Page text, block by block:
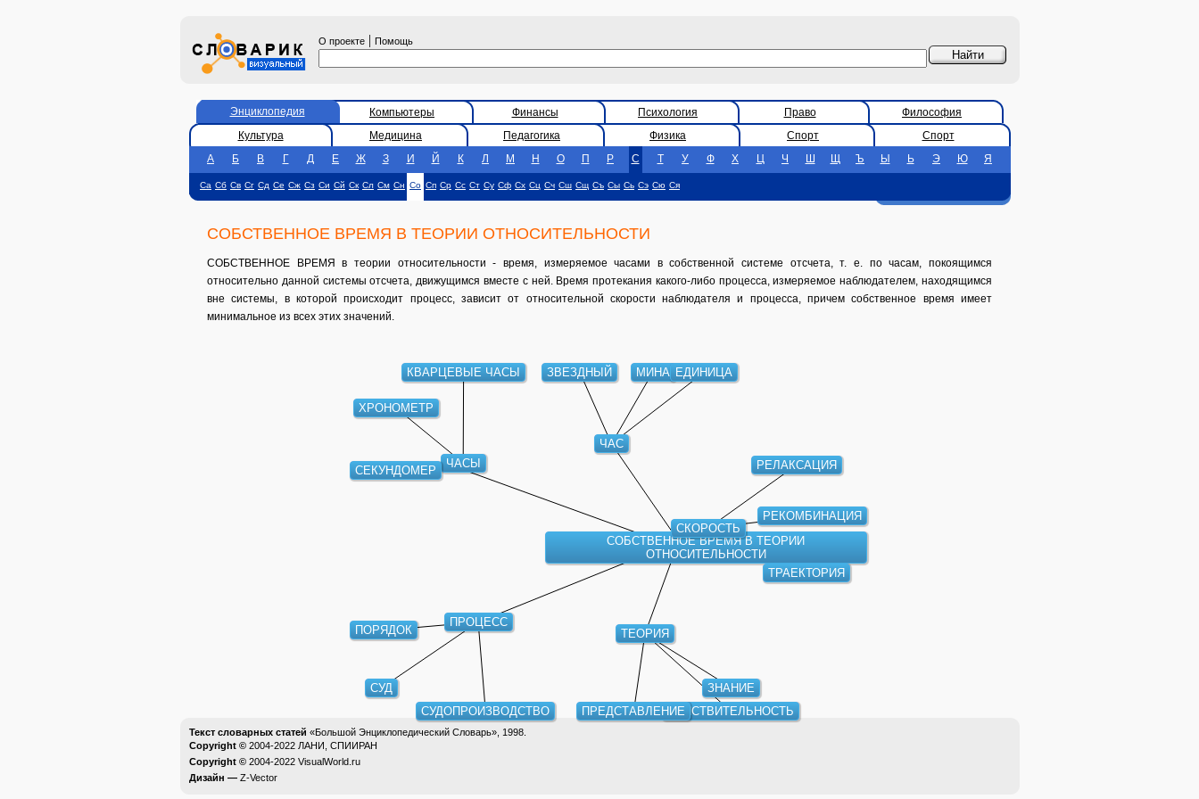
О проекте | Помощь
Энциклопедия Компьютеры Финансы Психология Право
Философия
Культура
Медицина Педагогика Физика Спорт
Спорт
А
Б В Г Д Е Ж З И Й К Л М Н О П Р С Т У Ф Х Ц Ч Ш Щ Ъ Ы Ь Э Ю Я
Са Сб Св Сг Сд Се Сж Сз Си Сй Ск Сл См Сн Со Сп Ср Сс Ст Су Сф Сх Сц Сч Сш Сщ Съ Сы Сь Сэ Сю Ся
СОБСТВЕННОЕ ВРЕМЯ В ТЕОРИИ ОТНОСИТЕЛЬНОСТИ
СОБСТВЕННОЕ ВРЕМЯ в теории относительности - время, измеряемое часами в собственной системе отсчета, т. е. по часам, покоящимся
относительно данной системы отсчета, движущимся вместе с ней. Время протекания какого-либо процесса, измеряемое наблюдателем, находящимся
вне системы, в которой происходит процесс, зависит от относительной скорости наблюдателя и процесса, причем собственное время имеет
минимальное из всех этих значений.
СОБСТВЕННОЕ ВРЕМЯ В ТЕОРИИ
ОТНОСИТЕЛЬНОСТИ
ЧАСЫ
ЧАС
СКОРОСТЬ
ПРОЦЕСС
ТЕОРИЯ
СЕКУНДОМЕР
ХРОНОМЕТР
КВАРЦЕВЫЕ ЧАСЫ МИНА
ЗВЕЗДНЫЙ ЕДИНИЦА
РЕЛАКСАЦИЯ
РЕКОМБИНАЦИЯ
ТРАЕКТОРИЯ
СУДОПРОИЗВОДСТВО
ПОРЯДОК
СУД
ДЕЙСТВИТЕЛЬНОСТЬ
ЗНАНИЕ
ПРЕДСТАВЛЕНИЕ
Текст словарных статей «Большой Энциклопедический Словарь», 1998.
Copyright © 2004-2022 ЛАНИ, СПИИРАН
Copyright © 2004-2022 VisualWorld.ru
Дизайн — Z-Vector